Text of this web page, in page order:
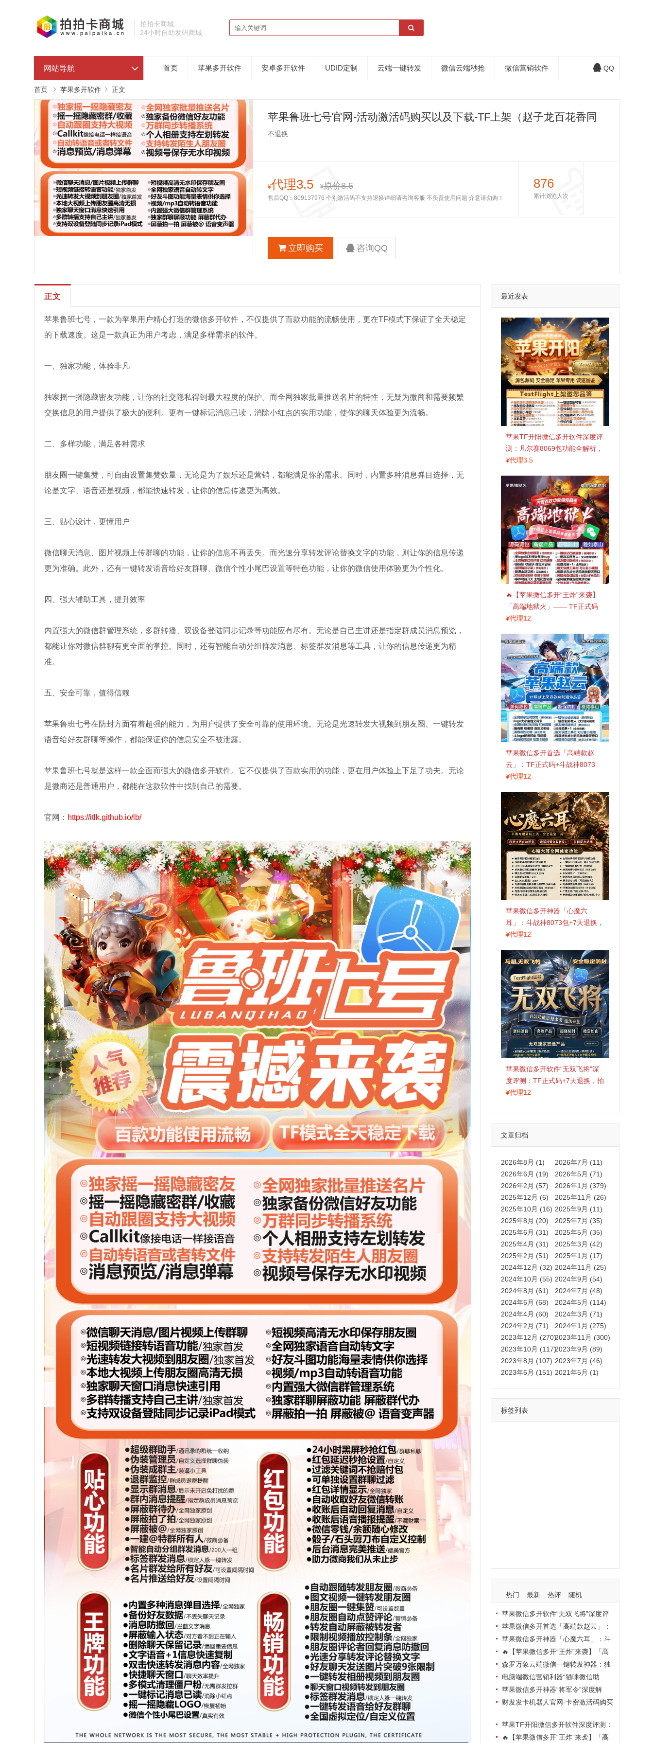
拍拍卡商城
24小时自助发码商城
网站导航 首页 苹果多开软件 安卓多开软件 UDID定制 云端一键转发 微信云端秒抢 微信营销软件 QQ
首页 苹果多开软件 正文
苹果鲁班七号官网-活动激活码购买以及下载-TF上架（赵子龙百花香同
款）
不退换
¥代理3.5 ¥原价8.5
售后QQ：809137976 个别激活码不支持退换详细请咨询客服 不负责使用问题 介意请勿购！
876
累计浏览人次
立即购买 咨询QQ
正文
苹果鲁班七号，一款为苹果用户精心打造的微信多开软件，不仅提供了百款功能的流畅使用，更在TF模式下保证了全天稳定
的下载速度。这是一款真正为用户考虑，满足多样需求的软件。
一、独家功能，体验非凡
独家摇一摇隐藏密友功能，让你的社交隐私得到最大程度的保护。而全网独家批量推送名片的特性，无疑为微商和需要频繁
交换信息的用户提供了极大的便利。更有一键标记消息已读，消除小红点的实用功能，使你的聊天体验更为流畅。
二、多样功能，满足各种需求
朋友圈一键集赞，可自由设置集赞数量，无论是为了娱乐还是营销，都能满足你的需求。同时，内置多种消息弹目选择，无
论是文字、语音还是视频，都能快速转发，让你的信息传递更为高效。
三、贴心设计，更懂用户
微信聊天消息、图片视频上传群聊的功能，让你的信息不再丢失。而光速分享转发评论替换文字的功能，则让你的信息传递
更为准确。此外，还有一键转发语音给好友群聊、微信个性小尾巴设置等特色功能，让你的微信使用体验更为个性化。
四、强大辅助工具，提升效率
内置强大的微信群管理系统，多群转播、双设备登陆同步记录等功能应有尽有。无论是自己主讲还是指定群成员消息预览，
都能让你对微信群聊有更全面的掌控。同时，还有智能自动分组群发消息、标签群发消息等工具，让你的信息传递更为精
准。
五、安全可靠，值得信赖
苹果鲁班七号在防封方面有着超强的能力，为用户提供了安全可靠的使用环境。无论是光速转发大视频到朋友圈、一键转发
语音给好友群聊等操作，都能保证你的信息安全不被泄露。
苹果鲁班七号就是这样一款全面而强大的微信多开软件。它不仅提供了百款实用的功能，更在用户体验上下足了功夫。无论
是微商还是普通用户，都能在这款软件中找到自己的需要。
官网： https://itlk.github.io/lb/
最近发表
苹果TF开阳微信多开软件深度评
测：凡尔赛8069包功能全解析，
TestFlight稳定版上架，激活认准
¥代理3.5
🔥【苹果微信多开“王炸”来袭】
「高端地狱火」—— TF正式码
+斗战神8073包，7天退换，安全
¥代理12
苹果微信多开首选「高端款赵
云」：TF正式码+斗战神8073
包，7天退换认准拍拍卡激活码
¥代理12
苹果微信多开神器「心魔六
耳」：斗战神8073包+7天退换，
认准拍拍卡激活码商城
¥代理12
苹果微信多开软件“无双飞将”深
度评测：TF正式码+7天退换，拍
拍卡激活码商城正品保障
¥代理12
文章归档
2026年8月 (1)
2026年7月 (11)
2026年6月 (19)
2026年5月 (71)
2026年2月 (57)
2026年1月 (379)
2025年12月 (6)
2025年11月 (26)
2025年10月 (16) 2025年9月 (11)
2025年8月 (20)
2025年7月 (35)
2025年6月 (31)
2025年5月 (35)
2025年4月 (31)
2025年3月 (42)
2025年2月 (51)
2025年1月 (17)
2024年12月 (32) 2024年11月 (25)
2024年10月 (55) 2024年9月 (54)
2024年8月 (61)
2024年7月 (48)
2024年6月 (68)
2024年5月 (114)
2024年4月 (60)
2024年3月 (71)
2024年2月 (71)
2024年1月 (275)
2023年12月 (270)2023年11月 (300)
2023年10月 (117)2023年9月 (89)
2023年8月 (107) 2023年7月 (46)
2023年6月 (151) 2021年5月 (1)
标签列表
热门 最新 热评 随机
苹果微信多开软件“无双飞将”深度评
测：TF正式码+7天退换，拍拍卡激活
码商城正品保障
苹果微信多开首选「高端款赵云」：
TF正式码+斗战神8073包，7天退换认
准拍拍卡激活码商城
苹果微信多开神器「心魔六耳」：斗
战神8073包+7天退换，认准拍拍卡激
活码商城
🔥【苹果微信多开“王炸”来袭】「高
端地狱火」—— TF正式码+斗战神807
3包，7天退换，安全防封，多开自由触
手可及！
森罗万象云端微信一键转发神器：独
家源码·安全防封·月卡季卡半年卡年卡
授权，7天无理由退换！
电脑端微信营销利器“猫咪微信助
手”深度评测：7大模块功能全解析，多
卡种授权灵活选
苹果微信多开神器“将军令”深度解
析：8073版本包+TF外侧码，微商营销
财发发卡机器人官网-卡密激活码购买
换苹果TF开阳微信多开软件深度评测：
凡尔赛8069包功能全解析，TestFlight
🔥【苹果微信多开“王炸”来袭】「高